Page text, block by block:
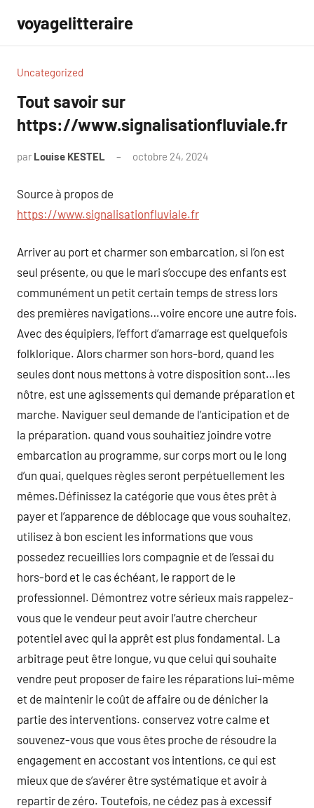
contenu
voyagelitteraire
Uncategorized
Tout savoir sur
https://www.signalisationfluviale.fr
par Louise KESTEL octobre 24, 2024
Source à propos de
https://www.signalisationfluviale.fr
Arriver au port et charmer son embarcation, si l’on est
seul présente, ou que le mari s’occupe des enfants est
communément un petit certain temps de stress lors
des premières navigations…voire encore une autre fois.
Avec des équipiers, l’effort d’amarrage est quelquefois
folklorique. Alors charmer son hors-bord, quand les
seules dont nous mettons à votre disposition sont…les
nôtre, est une agissements qui demande préparation et
marche. Naviguer seul demande de l’anticipation et de
la préparation. quand vous souhaitiez joindre votre
embarcation au programme, sur corps mort ou le long
d’un quai, quelques règles seront perpétuellement les
mêmes.Définissez la catégorie que vous êtes prêt à
payer et l’apparence de déblocage que vous souhaitez,
utilisez à bon escient les informations que vous
possedez recueillies lors compagnie et de l’essai du
hors-bord et le cas échéant, le rapport de le
professionnel. Démontrez votre sérieux mais rappelez-
vous que le vendeur peut avoir l’autre chercheur
potentiel avec qui la apprêt est plus fondamental. La
arbitrage peut être longue, vu que celui qui souhaite
vendre peut proposer de faire les réparations lui-même
et de maintenir le coût de affaire ou de dénicher la
partie des interventions. conservez votre calme et
souvenez-vous que vous êtes proche de résoudre la
engagement en accostant vos intentions, ce qui est
mieux que de s’avérer être systématique et avoir à
repartir de zéro. Toutefois, ne cédez pas à excessif